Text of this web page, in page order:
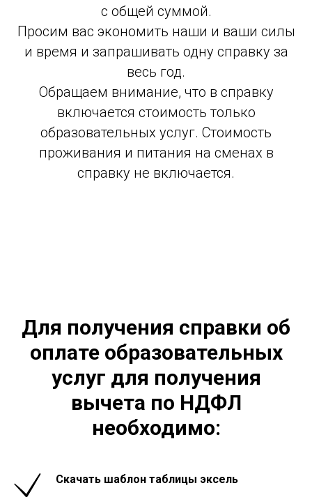
с общей суммой.
Просим вас экономить наши и ваши силы
и время и запрашивать одну справку за
весь год.
Обращаем внимание, что в справку
включается стоимость только
образовательных услуг. Стоимость
проживания и питания на сменах в
справку не включается.
Для получения справки об
оплате образовательных
услуг для получения
вычета по НДФЛ
необходимо:
Скачать шаблон таблицы эксель